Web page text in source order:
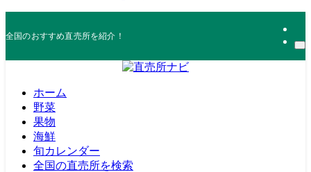
全国のおすすめ直売所を紹介！
ホーム
野菜
果物
海鮮
旬カレンダー
全国の直売所を検索